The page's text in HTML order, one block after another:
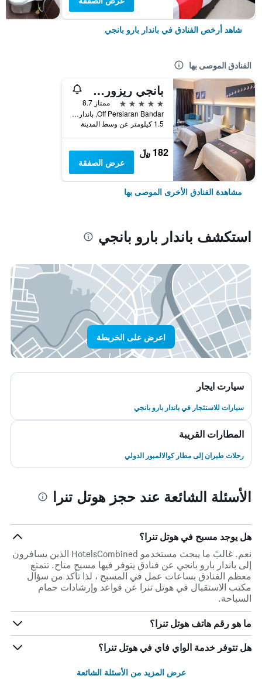
شاهد أرخص الفنادق في باندار بارو بانجي
الفنادق الموصى بها
بانجي ريزورت هوتل
5 نجوم
ممتاز 8.7
Off Persiaran Bandar, باندار بارو بانجي, ماليزيا
1.5 كيلومتر عن وسط المدينة
182 ﷼
عرض الصفقة
مشاهدة الفنادق الأخرى الموصى بها
استكشف باندار بارو بانجي
اعرض على الخريطة
سيارت ايجار
سيارات للاستئجار في باندار بارو بانجي
المطارات القريبة
رحلات طيران إلى مطار كوالالمبور الدولي
الأسئلة الشائعة عند حجز هوتل تنرا
هل يوجد مسبح في هوتل تنرا؟
نعم. غالبً ما يبحث مستخدمو HotelsCombined الذين يسافرون
إلى باندار بارو بانجي عن فنادق يتوفر فيها مسبح متاح. تتمتع
معظم الفنادق بساعات عمل في المسبح ، لذا تأكد من سؤال
مكتب الاستقبال في هوتل تنرا عن قواعد وإرشادات حمام
السباحة.
ما هو رقم هاتف هوتل تنرا؟
هل تتوفر خدمة الواي فاي في هوتل تنرا؟
عرض المزيد من الأسئلة الشائعة